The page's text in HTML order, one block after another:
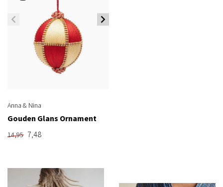
Anna & Nina
Gouden Glans Ornament
14,95 7,48